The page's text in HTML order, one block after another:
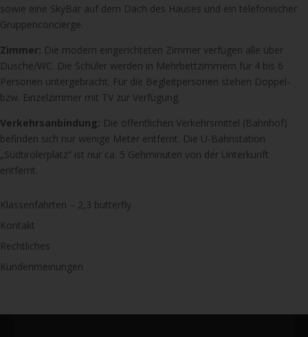
sowie eine SkyBar auf dem Dach des Hauses und ein telefonischer
Gruppenconcierge.
Zimmer: Die modern eingerichteten Zimmer verfügen alle über
Dusche/WC. Die Schüler werden in Mehrbettzimmern für 4 bis 6
Personen untergebracht. Für die Begleitpersonen stehen Doppel-
bzw. Einzelzimmer mit TV zur Verfügung.
Verkehrsanbindung: Die öffentlichen Verkehrsmittel (Bahnhof)
befinden sich nur wenige Meter entfernt. Die U-Bahnstation
„Südtirolerplatz“ ist nur ca. 5 Gehminuten von der Unterkunft
entfernt.
Klassenfahrten – 2,3 butterfly
Kontakt
Rechtliches
Kundenmeinungen